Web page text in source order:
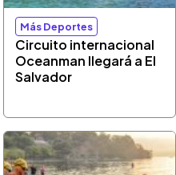
Más Deportes
Circuito internacional
Oceanman llegará a El
Salvador